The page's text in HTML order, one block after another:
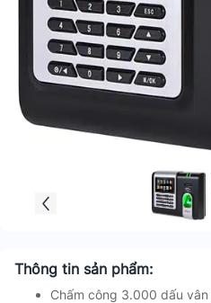
Thông tin sản phẩm:
Chấm công 3.000 dấu